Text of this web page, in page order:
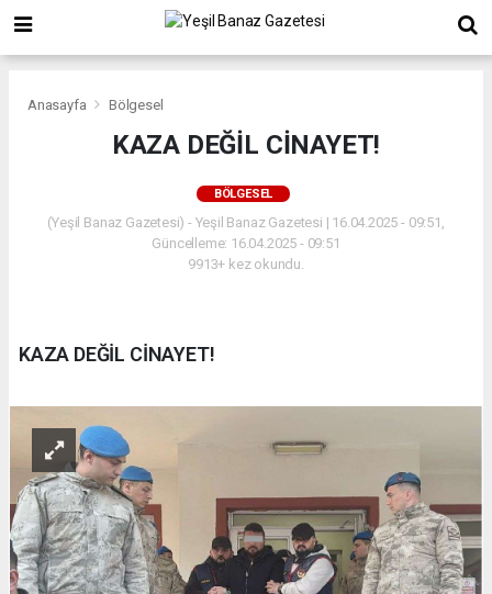
Anasayfa Bölgesel
KAZA DEĞİL CİNAYET!
BÖLGESEL
(Yeşil Banaz Gazetesi) - Yeşil Banaz Gazetesi | 16.04.2025 - 09:51,
Güncelleme: 16.04.2025 - 09:51
9913+ kez okundu.
KAZA DEĞİL CİNAYET!